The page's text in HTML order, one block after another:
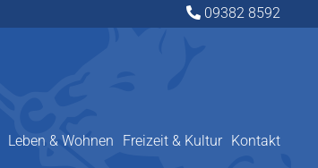
09382 8592
Leben & Wohnen Freizeit & Kultur Kontakt